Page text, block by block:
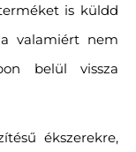
is küldd
valamiért nem
belül vissza
ékszerekre,